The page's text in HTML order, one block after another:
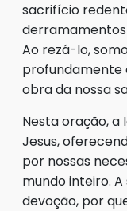
sacrifício
derramamentos
Ao rezá-lo,
profundamente
obra da nossa
Nesta oração, a
Jesus,
por nossas
mundo inteiro.
devoção, por